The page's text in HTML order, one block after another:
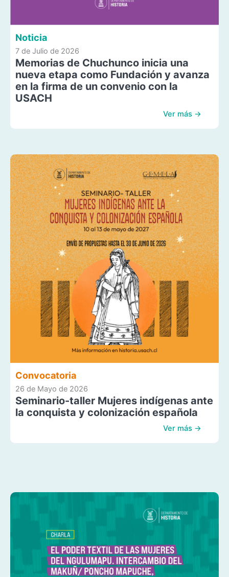
Noticia
7 de Julio de 2026
Memorias de Chuchunco inicia una
nueva etapa como Fundación y avanza
en la firma de un convenio con la
USACH
Ver más →
Convocatoria
26 de Mayo de 2026
Seminario-taller Mujeres indígenas ante
la conquista y colonización española
Ver más →